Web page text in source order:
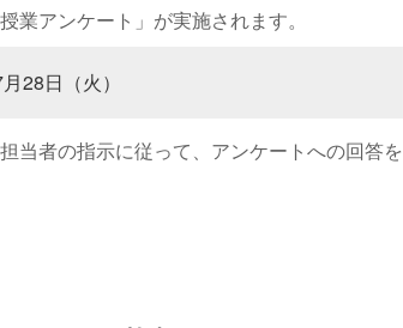
業アンケート」が実施されます。
28日（火）
当者の指示に従って、アンケートへの回答を